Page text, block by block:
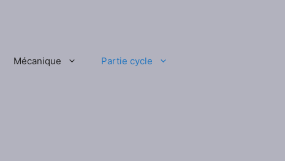
Mécanique Partie cycle